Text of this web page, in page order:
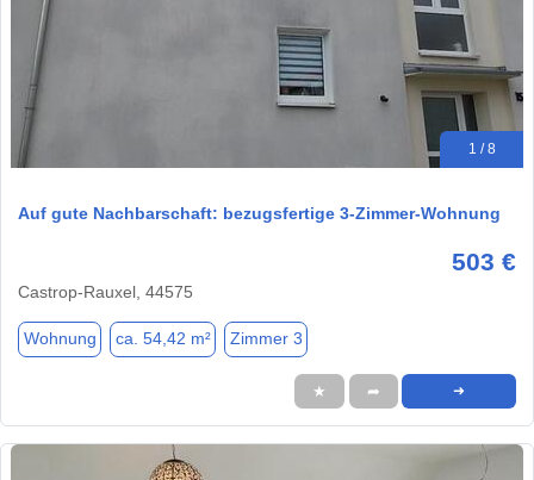
1 / 8
Auf gute Nachbarschaft: bezugsfertige 3-Zimmer-Wohnung
503 €
Castrop-Rauxel, 44575
Wohnung ca. 54,42 m² Zimmer 3
★ ➦ ➜